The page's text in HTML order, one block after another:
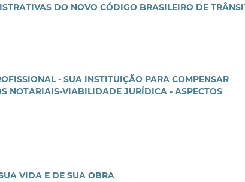
DO NOVO CÓDIGO BRASILEIRO DE
- SUA INSTITUIÇÃO PARA COMPENSAR
NOTARIAIS-VIABILIDADE JURÍDICA - ASPECTOS
VIDA E DE SUA OBRA